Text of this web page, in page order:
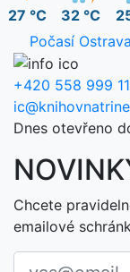
27 °C 32 °C
Počasí Ostrava
+420 558 999
Dnes otevřeno
Chcete
emailové